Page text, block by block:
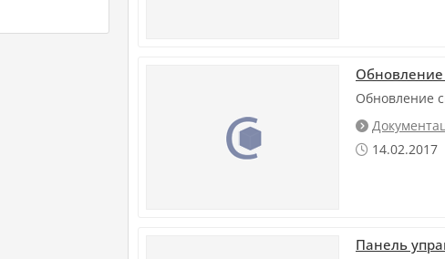
Обновление
Обновление

 14.02.2017
Панель